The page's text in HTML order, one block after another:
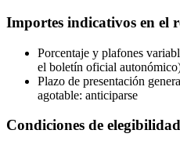
Importes indicativos en el
Porcentaje y plafones
el boletín oficial
Plazo de presentación
agotable: anticiparse
Condiciones de elegibilidad